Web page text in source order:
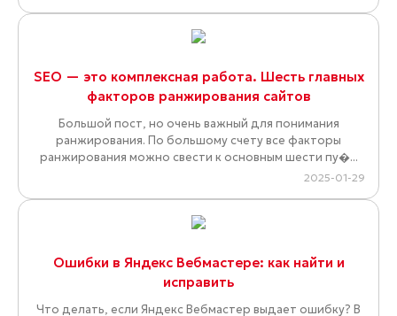
SEO — это комплексная работа. Шесть главных
факторов ранжирования сайтов
Большой пост, но очень важный для понимания
ранжирования. По большому счету все факторы
ранжирования можно свести к основным шести пу�...
2025-01-29
Ошибки в Яндекс Вебмастере: как найти и
исправить
Что делать, если Яндекс Вебмастер выдает ошибку? В